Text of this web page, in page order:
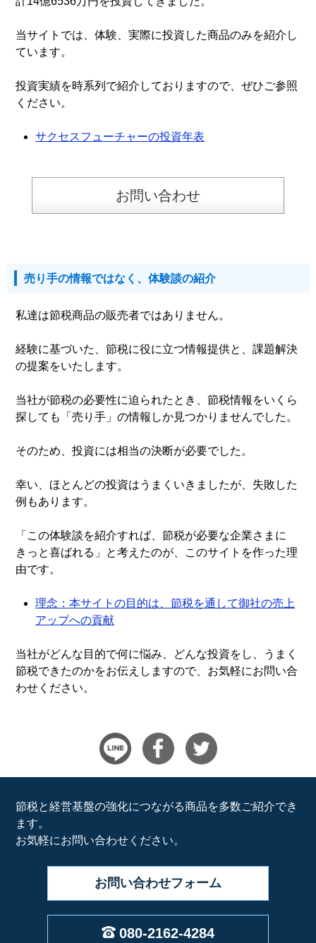
当サイトでは、体験、実際に投資した商品のみを紹介し
ています。
投資実績を時系列で紹介しておりますので、ぜひご参照
ください。
サクセスフューチャーの投資年表
お問い合わせ
売り手の情報ではなく、体験談の紹介
私達は節税商品の販売者ではありません。
経験に基づいた、節税に役に立つ情報提供と、課題解決
の提案をいたします。
当社が節税の必要性に迫られたとき、節税情報をいくら
探しても「売り手」の情報しか見つかりませんでした。
そのため、投資には相当の決断が必要でした。
幸い、ほとんどの投資はうまくいきましたが、失敗した
例もあります。
「この体験談を紹介すれば、節税が必要な企業さまに
きっと喜ばれる」と考えたのが、このサイトを作った理
由です。
理念：本サイトの目的は、節税を通して御社の売上
アップへの貢献
当社がどんな目的で何に悩み、どんな投資をし、うまく
節税できたのかをお伝えしますので、お気軽にお問い合
わせください。
節税と経営基盤の強化につながる商品を多数ご紹介でき
ます。
お気軽にお問い合わせください。
お問い合わせフォーム
080-2162-4284